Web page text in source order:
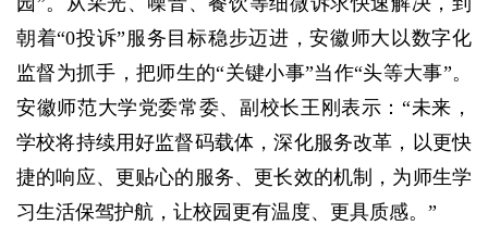
朝着“0投诉”服务目标稳步迈进，安徽师大以数字化
监督为抓手，把师生的“关键小事”当作“头等大事”。
安徽师范大学党委常委、副校长王刚表示：“未来，
学校将持续用好监督码载体，深化服务改革，以更快
捷的响应、更贴心的服务、更长效的机制，为师生学
习生活保驾护航，让校园更有温度、更具质感。”